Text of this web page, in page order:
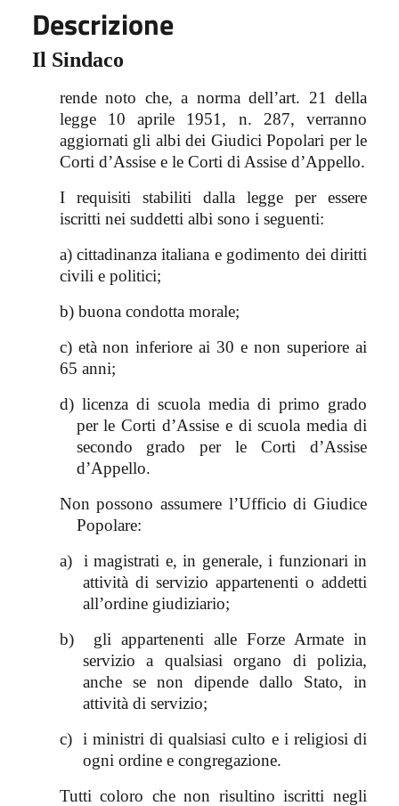
Descrizione
Il Sindaco
rende noto che, a norma dell’art. 21 della
legge 10 aprile 1951, n. 287, verranno
aggiornati gli albi dei Giudici Popolari per le
Corti d’Assise e le Corti di Assise d’Appello.
I requisiti stabiliti dalla legge per essere
iscritti nei suddetti albi sono i seguenti:
a) cittadinanza italiana e godimento dei diritti
civili e politici;
b) buona condotta morale;
c) età non inferiore ai 30 e non superiore ai
65 anni;
d) licenza di scuola media di primo grado
per le Corti d’Assise e di scuola media di
secondo grado per le Corti d’Assise
d’Appello.
Non possono assumere l’Ufficio di Giudice
Popolare:
a)
i magistrati e, in generale, i funzionari in
attività di servizio appartenenti o addetti
all’ordine giudiziario;
b)
gli appartenenti alle Forze Armate in
servizio a qualsiasi organo di polizia,
anche se non dipende dallo Stato, in
attività di servizio;
c) i ministri di qualsiasi culto e i religiosi di
ogni ordine e congregazione.
Tutti coloro che non risultino iscritti negli